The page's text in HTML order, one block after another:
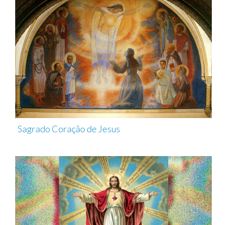
Sagrado Coração de Jesus